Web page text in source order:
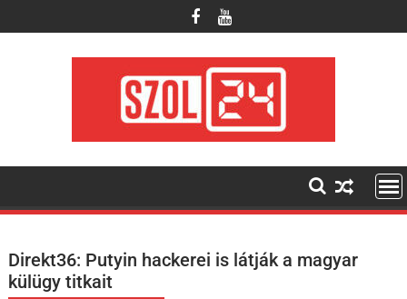
to
Direkt36: Putyin hackerei is látják a magyar
külügy titkait